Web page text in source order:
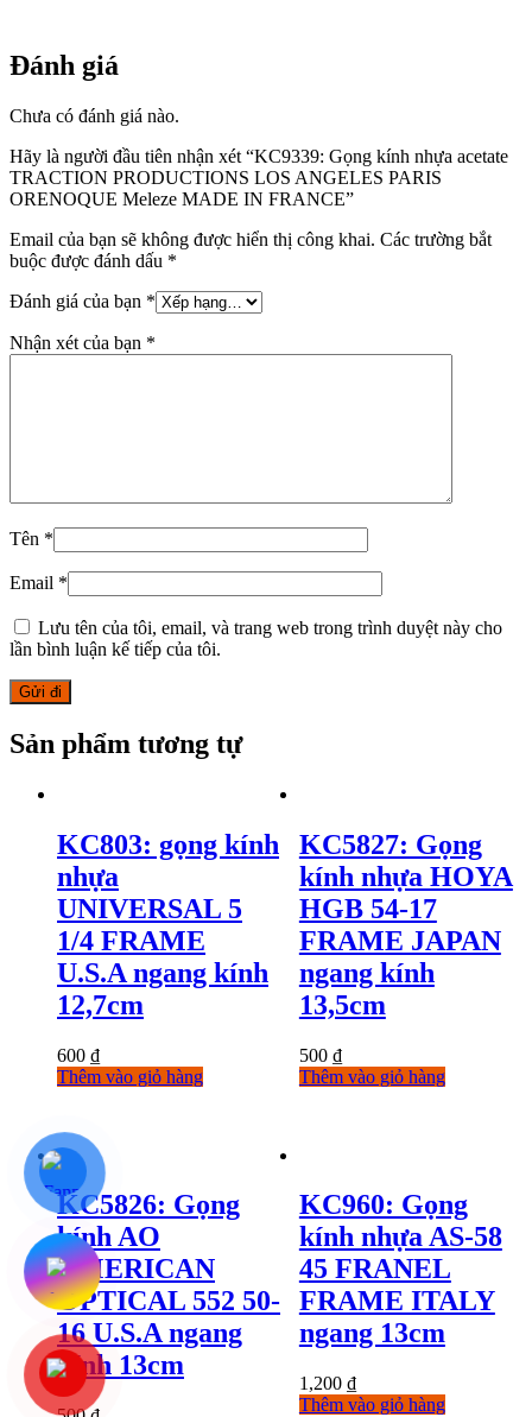
IN
FRANCE
lượng
Đánh giá
Chưa có đánh giá nào.
Hãy là người đầu tiên nhận xét “KC9339: Gọng kính nhựa acetate
TRACTION PRODUCTIONS LOS ANGELES PARIS
ORENOQUE Meleze MADE IN FRANCE”
Email của bạn sẽ không được hiển thị công khai. Các trường bắt
buộc được đánh dấu *
Đánh giá của bạn *
Nhận xét của bạn *
Tên *
Email *
Lưu tên của tôi, email, và trang web trong trình duyệt này cho
lần bình luận kế tiếp của tôi.
Sản phẩm tương tự
KC803: gọng kính
nhựa
UNIVERSAL 5
1/4 FRAME
U.S.A ngang kính
12,7cm
600 ₫
Thêm vào giỏ hàng
KC5827: Gọng
kính nhựa HOYA
HGB 54-17
FRAME JAPAN
ngang kính
13,5cm
500 ₫
Thêm vào giỏ hàng
KC5826: Gọng
kính AO
AMERICAN
OPTICAL 552 50-
16 U.S.A ngang
kính 13cm
KC960: Gọng
kính nhựa AS-58
45 FRANEL
FRAME ITALY
ngang 13cm
1,200 ₫
Thêm vào giỏ hàng